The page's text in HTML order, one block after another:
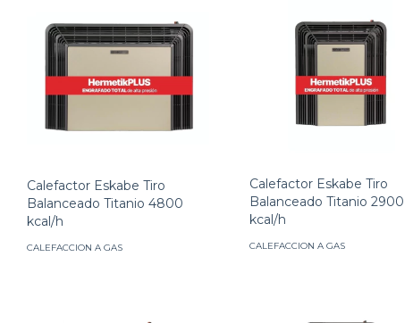
Calefactor Eskabe Tiro
Balanceado Titanio 4800
kcal/h
CALEFACCION A GAS
Calefactor Eskabe Tiro
Balanceado Titanio 2900
kcal/h
CALEFACCION A GAS